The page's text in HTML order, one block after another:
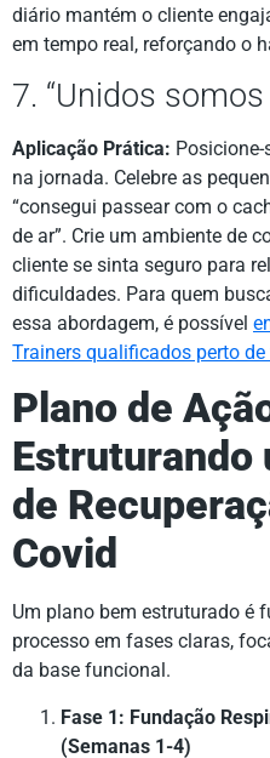
diário mantém o cliente
em tempo real, reforçando o
7. “Unidos
Aplicação Prática:
na jornada. Celebre as
“consegui passear com o
de ar”. Crie um ambiente de
cliente se sinta seguro para
dificuldades. Para quem
essa abordagem, é possível
Trainers qualificados perto de
Plano de
Estruturando
de
Covid
Um plano bem estruturado é
processo em fases claras,
da base funcional.
Fase 1: Fundação
(Semanas 1-4)